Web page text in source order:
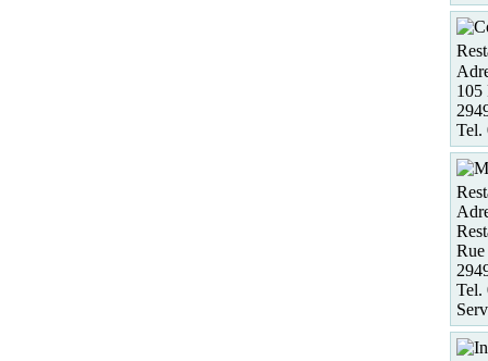
105
Tel.
Rue
Tel.